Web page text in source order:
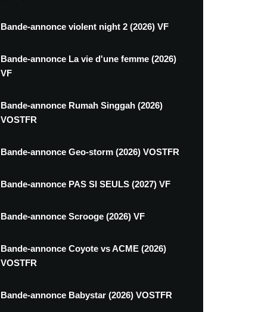
Bande-annonce violent night 2 (2026) VF
Bande-annonce La vie d'une femme (2026)
VF
Bande-annonce Rumah Singgah (2026)
VOSTFR
Bande-annonce Geo-storm (2026) VOSTFR
Bande-annonce PAS SI SEULS (2027) VF
Bande-annonce Scrooge (2026) VF
Bande-annonce Coyote vs ACME (2026)
VOSTFR
Bande-annonce Babystar (2026) VOSTFR